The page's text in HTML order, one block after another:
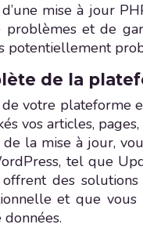
mise à jour
et de
potentiellement
de la
votre plateforme
vos articles,
la mise à jour,
tel que
des
et que